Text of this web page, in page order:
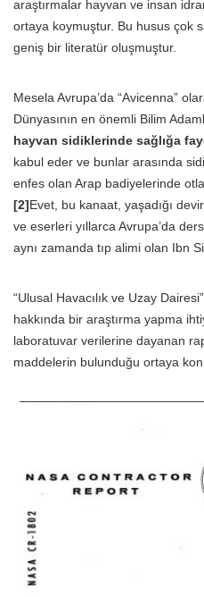
araştırmalar hayvan ve insan
ortaya koymuştur. Bu husus çok
geniş bir literatür oluşmuştur.
Mesela Avrupa’da “Avicenna”
Dünyasının en önemli Bilim
hayvan sidiklerinde sağlığa
kabul eder ve bunlar arasında
enfes olan Arap badiyelerinde
[2]Evet, bu kanaat, yaşadığı
ve eserleri yıllarca Avrupa’da
aynı zamanda tıp alimi olan Ibn
“Ulusal Havacılık ve Uzay
hakkında bir araştırma yapma
laboratuvar verilerine dayanan
maddelerin bulunduğu ortaya